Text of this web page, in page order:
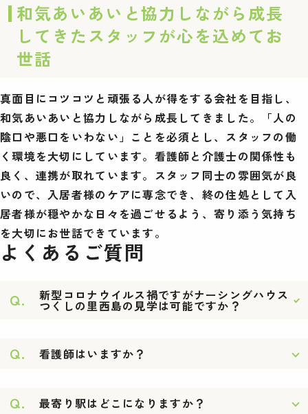
和気あいあいと協力しながら成長
してきたスタッフが心を込めてお
世話
真面目にコツコツと頑張る人が得をする会社を目指し、
和気あいあいと協力しながら成長してきました。「人の
陰口や悪口をいわない」ことを必須とし、スタッフの働
く環境を大切にしています。看護師と介護士の関係性も
良く、連携が取れています。スタッフ同士の雰囲気が良
いので、入居者様のケアに専念でき、終の住処として入
居者様が穏やかな日々を過ごせるよう、寄り添う気持ち
を大切にお世話できています。
よくあるご質問
Q. 新型コロナウイルス禍ですがナーシングハウス
つくしの里西島の見学は可能ですか？
Q. 看護師はいますか？
Q. 最寄り駅はどこになりますか？